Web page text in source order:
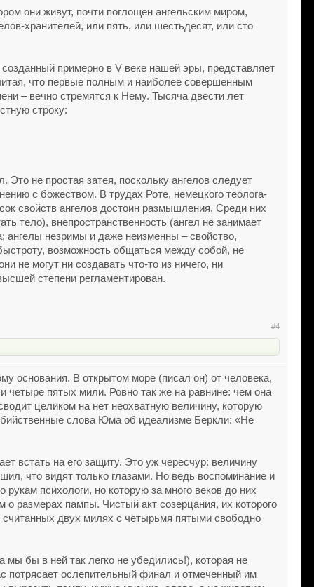
они живут, почти поглощен ангельским миром,
хранителей, или пять, или шестьдесят, или сто
примерно в V веке нашей эры, представляет
что первые полным и наиболее совершенным
– вечно стремятся к Нему. Тысяча двести лет
строку:
не простая затея, поскольку ангелов следует
с божеством. В трудах Роте, немецкого теолога-
свойств ангелов достоин размышления. Среди них
тело), внепространственность (ангел не занимает
ангелы незримы и даже неизменны – свойство,
возможность общаться между собой, не
не могут ни создавать что-то из ничего, ни
степени регламентирован.
#4
основания. В открытом море (писал он) от человека,
четыре пятых мили. Ровно так же на равнине: чем она
целиком на нет неохватную величину, которую
слова Юма об идеализме Беркли: «Не
встать на его защиту. Это уж чересчур: величину
что видят только глазами. Но ведь воспоминание и
психологи, но которую за много веков до них
размерах пампы. Чистый акт созерцания, их которого
двух милях с четырьмя пятыми свободно
бы в ней так легко не убедились!), которая не
потрясает ослепительный финал и отмеченный им